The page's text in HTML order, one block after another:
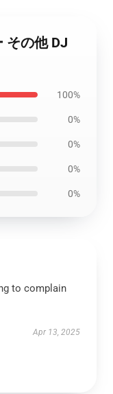
その他 DJ
100%
0%
0%
0%
0%
to complain
Apr 13, 2025